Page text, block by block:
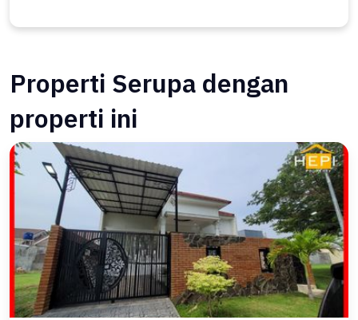
Properti Serupa dengan
properti ini